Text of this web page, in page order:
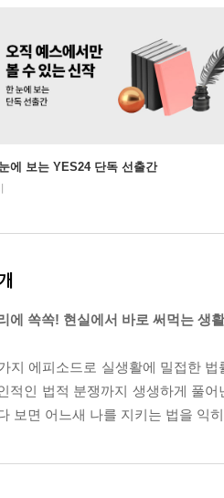
에 보는 YES24 단독 선출간
에 쏙쏙! 현실에서 바로 써먹는 생
지 에피소드로 실생활에 밀접한
적인 법적 분쟁까지 생생하게 풀
보면 어느새 나를 지키는 법을 익